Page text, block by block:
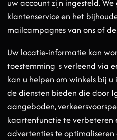
uw account zijn ingesteld.
klantenservice en het
mailcampagnes van ons of
Uw locatie-informatie kan
toestemming is verleend via
kan u helpen om winkels bij
de diensten bieden die door
aangeboden,
kaartenfunctie te verbeteren
advertenties te optimaliseren